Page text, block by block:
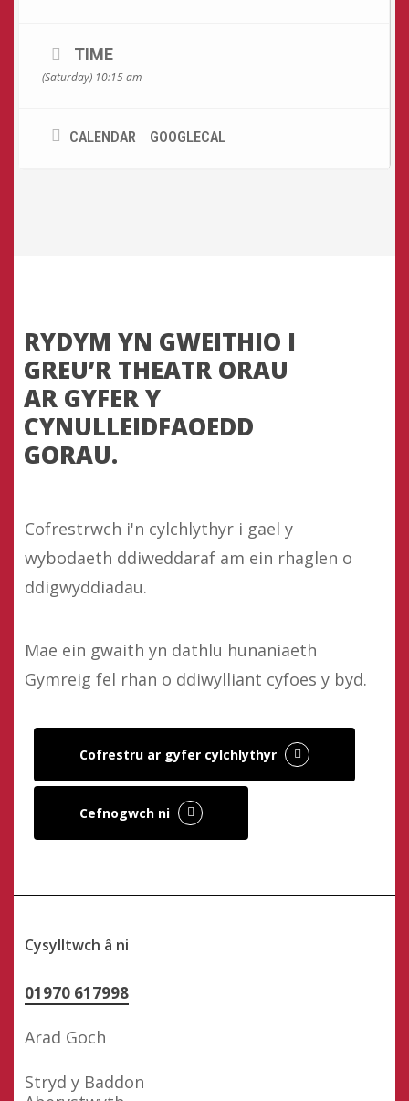
TIME
(Saturday) 10:15 am
CALENDAR GOOGLECAL
RYDYM YN GWEITHIO I
GREU’R THEATR ORAU
AR GYFER Y
CYNULLEIDFAOEDD
GORAU.
Cofrestrwch i'n cylchlythyr i gael y
wybodaeth ddiweddaraf am ein rhaglen o
ddigwyddiadau.
Mae ein gwaith yn dathlu hunaniaeth
Gymreig fel rhan o ddiwylliant cyfoes y byd.
Cofrestru ar gyfer cylchlythyr
Cefnogwch ni
Cysylltwch â ni
01970 617998
Arad Goch
Stryd y Baddon